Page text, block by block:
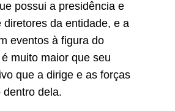
possui a presidência e
diretores da entidade, e a
eventos à figura do
muito maior que seu
que a dirige e as forças
dentro dela.